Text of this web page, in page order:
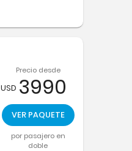
Precio desde
USD 3990
VER PAQUETE
por pasajero en
doble